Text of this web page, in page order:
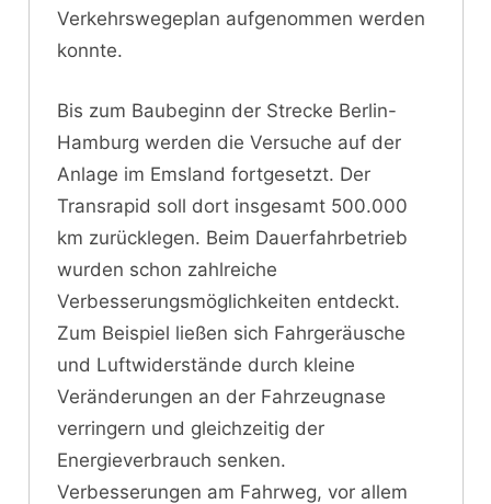
Verkehrswegeplan aufgenommen werden
konnte.
Bis zum Baubeginn der Strecke Berlin-
Hamburg werden die Versuche auf der
Anlage im Emsland fortgesetzt. Der
Transrapid soll dort insgesamt 500.000
km zurücklegen. Beim Dauerfahrbetrieb
wurden schon zahlreiche
Verbesserungsmöglichkeiten entdeckt.
Zum Beispiel ließen sich Fahrgeräusche
und Luftwiderstände durch kleine
Veränderungen an der Fahrzeugnase
verringern und gleichzeitig der
Energieverbrauch senken.
Verbesserungen am Fahrweg, vor allem